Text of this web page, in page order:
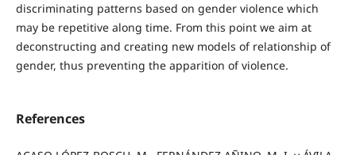
discriminating patterns based on gender violence which
may be repetitive along time. From this point we aim at
deconstructing and creating new models of relationship of
gender, thus preventing the apparition of violence.
References